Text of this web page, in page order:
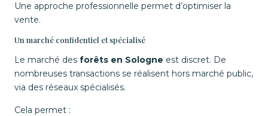
Une approche professionnelle permet d’optimiser la
vente.
Un marché confidentiel et spécialisé
Le marché des forêts en Sologne est discret. De
nombreuses transactions se réalisent hors marché public,
via des réseaux spécialisés.
Cela permet :